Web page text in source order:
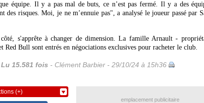
équipe. Il y a pas mal de buts, ce n’est pas fermé. Il y a des
des risques. Moi, je ne m’ennuie pas", a analysé le joueur passé par
s'apprête à changer de dimension. La famille Arnault -
Red Bull sont entrés en négociations exclusives pour racheter le club.
Lu 15.581 fois - Clément Barbier - 29/10/24 à 15h36
(+)
emplacement publicitaire